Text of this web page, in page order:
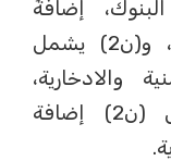
إضافةً
إلى الودائع تحت الطلب فقط، و(ن2) يشمل
والادخارية،
والتعريف الواسع (ن3) يشمل (ن2) إضافة